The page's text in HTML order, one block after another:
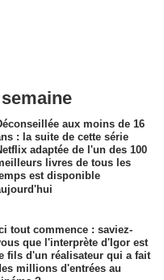
aux moins de 16
: la suite de cette série
adaptée de l'un des 100
livres de tous les
est disponible
tout commence : saviez-
que l'interprète d'Igor est
fils d'un réalisateur qui a fait
millions d'entrées au